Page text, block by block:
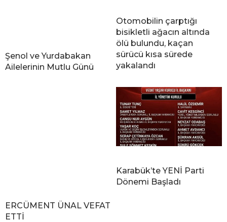
Şenol ve Yurdabakan
Ailelerinin Mutlu Günü
Otomobilin çarptığı
bisikletli ağacın altında
ölü bulundu, kaçan
sürücü kısa sürede
yakalandı
ERCÜMENT ÜNAL VEFAT
ETTİ
Karabük’te YENİ Parti
Dönemi Başladı